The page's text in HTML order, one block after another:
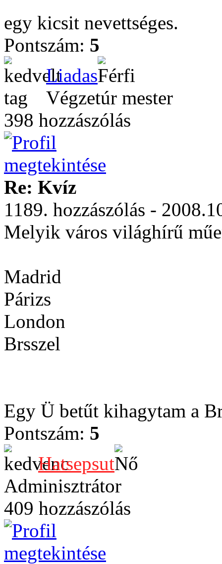
egy kicsit nevettséges.
Pontszám: 5
Liadas
Végzetúr mester
398 hozzászólás
Re: Kvíz
1189. hozzászólás -
Melyik város világhírű
Madrid
Párizs
London
Brsszel
Egy Ü betűt kihagytam a
Pontszám: 5
Hatsepsut
Adminisztrátor
409 hozzászólás